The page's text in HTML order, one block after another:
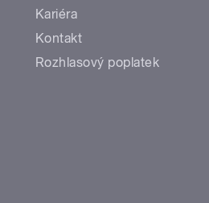
Kariéra
Kontakt
Rozhlasový poplatek